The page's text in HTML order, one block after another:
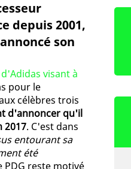
depuis 2001,
son
visant à
pour le
célèbres trois
d'annoncer qu'il
2017. C'est dans
entourant sa
été
PDG reste motivé